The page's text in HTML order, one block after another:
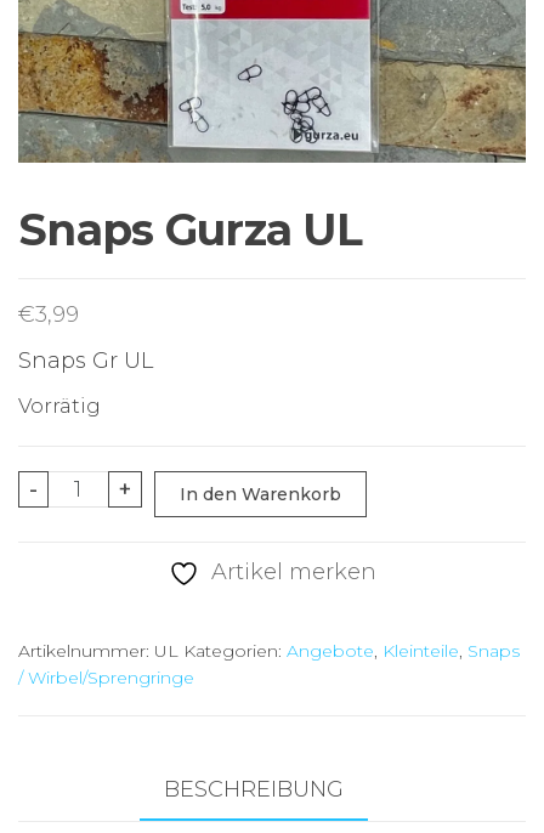
Sortiment Ruten,
Rollen und
Schnüre sowie
Zubehör für das
Brandungsangeln.
Snaps Gurza UL
€3,99
Snaps Gr UL
Vorrätig
-
Snaps + In den Warenkorb
Artikel merken
Artikelnummer: UL Kategorien: Angebote, Kleinteile, Snaps
/ Wirbel/Sprengringe
BESCHREIBUNG